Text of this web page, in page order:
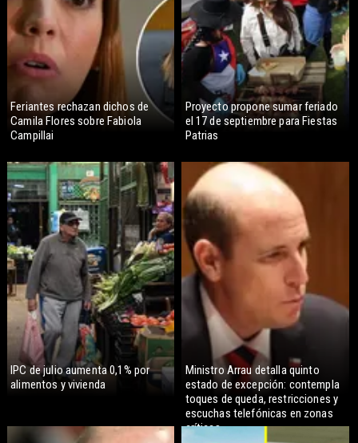
Feriantes rechazan dichos de
Camila Flores sobre Fabiola
Campillai
Proyecto propone sumar feriado
el 17 de septiembre para Fiestas
Patrias
IPC de julio aumenta 0,1% por
alimentos y vivienda
Ministro Arrau detalla quinto
estado de excepción: contempla
toques de queda, restricciones y
escuchas telefónicas en zonas
críticas